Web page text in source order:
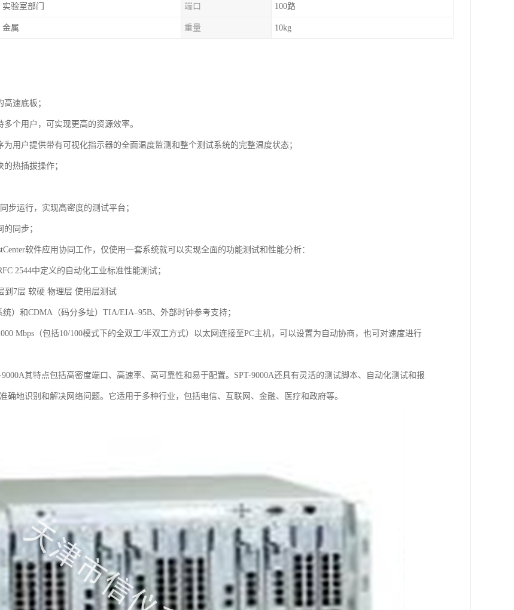
实验室部门 端口 100路
金属 重量 10kg
速底板；
个用户，可实现更高的资源效率。
为用户提供带有可视化指示器的全面温度监测和整个测试系统的完整温度状态；
热插拔操作；
步运行，实现高密度的测试平台；
同步；
软件应用协同工作，仅使用一套系统就可以实现全面的功能测试和性能分析：
2544中定义的自动化工业标准性能测试；
到7层 软硬 物理层 使用层测试
统）和CDMA（码分多址）TIA/EIA–95B、外部时钟参考支持；
Mbps（包括10/100模式下的全双工/半双工方式）以太网连接至PC主机，可以设置为自动协商，也可对速度进行
9000A其特点包括高密度端口、高速率、高可靠性和易于配置。SPT-9000A还具有灵活的测试脚本、自动化测试和报
确地识别和解决网络问题。它适用于多种行业，包括电信、互联网、金融、医疗和政府等。